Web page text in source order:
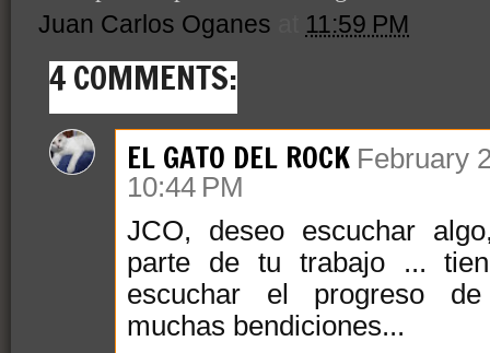
Juan Carlos Oganes 11:59 PM
4 COMMENTS:
EL GATO DEL ROCK February
10:44 PM
JCO, deseo escuchar
parte de tu trabajo ...
escuchar el progreso
muchas bendiciones...